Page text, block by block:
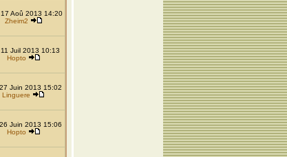
Aoû 2013 14:20
Zheim2
Juil 2013 10:13
Hopto
Juin 2013 15:02
Linguere
Juin 2013 15:06
Hopto